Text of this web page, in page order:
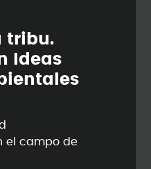
tribu.
Ideas
ienta les
el campo de